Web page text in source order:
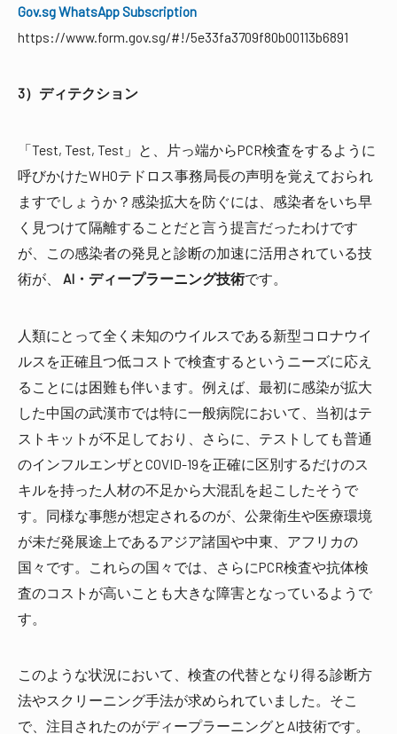
Gov.sg WhatsApp Subscription
https://www.form.gov.sg/#!/5e33fa3709f80b00113b6891
3）ディテクション
「Test, Test, Test」と、片っ端からPCR検査をするように
呼びかけたWHOテドロス事務局長の声明を覚えておられ
ますでしょうか？感染拡大を防ぐには、感染者をいち早
く見つけて隔離することだと言う提言だったわけです
が、この感染者の発見と診断の加速に活用されている技
術が、 AI・ディープラーニング技術です。
人類にとって全く未知のウイルスである新型コロナウイ
ルスを正確且つ低コストで検査するというニーズに応え
ることには困難も伴います。例えば、最初に感染が拡大
した中国の武漢市では特に一般病院において、当初はテ
ストキットが不足しており、さらに、テストしても普通
のインフルエンザとCOVID-19を正確に区別するだけのス
キルを持った人材の不足から大混乱を起こしたそうで
す。同様な事態が想定されるのが、公衆衛生や医療環境
が未だ発展途上であるアジア諸国や中東、アフリカの
国々です。これらの国々では、さらにPCR検査や抗体検
査のコストが高いことも大きな障害となっているようで
す。
このような状況において、検査の代替となり得る診断方
法やスクリーニング手法が求められていました。そこ
で、注目されたのがディープラーニングとAI技術です。